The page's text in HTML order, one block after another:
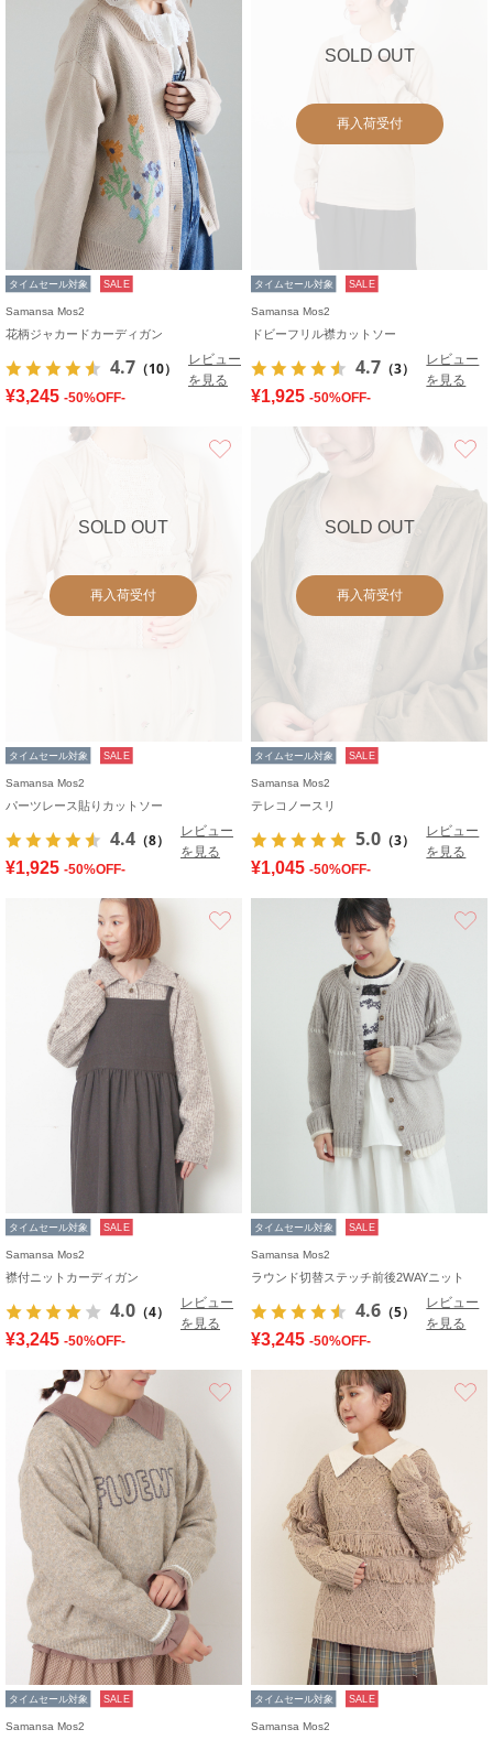
タイムセール対象 SALE
Samansa Mos2
花柄ジャカードカーディガン
4.7 （10）
レビュー
を見る
¥3,245 -50%OFF-
SOLD OUT
再入荷受付
タイムセール対象 SALE
Samansa Mos2
ドビーフリル襟カットソー
4.7 （3）
レビュー
を見る
¥1,925 -50%OFF-
SOLD OUT
再入荷受付
お気に入り
タイムセール対象 SALE
Samansa Mos2
パーツレース貼りカットソー
4.4 （8）
レビュー
を見る
¥1,925 -50%OFF-
SOLD OUT
再入荷受付
タイムセール対象 SALE
Samansa Mos2
テレコノースリ
5.0 （3）
レビュー
を見る
¥1,045 -50%OFF-
タイムセール対象 SALE
Samansa Mos2
襟付ニットカーディガン
4.0 （4）
レビュー
を見る
¥3,245 -50%OFF-
タイムセール対象 SALE
Samansa Mos2
ラウンド切替ステッチ前後2WAYニット
4.6 （5）
レビュー
を見る
¥3,245 -50%OFF-
タイムセール対象 SALE
Samansa Mos2
タイムセール対象 SALE
Samansa Mos2